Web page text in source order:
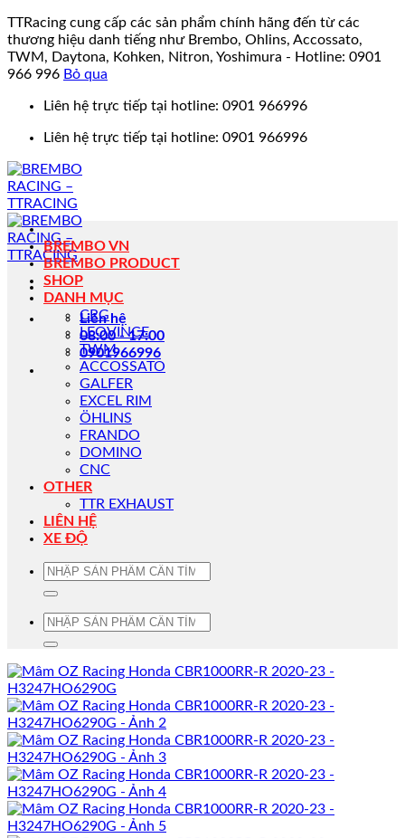
TTRacing cung cấp các sản phẩm chính hãng đến từ các
thương hiệu danh tiếng như Brembo, Ohlins, Accossato,
TWM, Daytona, Kohken, Nitron, Yoshimura - Hotline: 0901
966 996 Bỏ qua
Liên hệ trực tiếp tại hotline: 0901 966996
Liên hệ trực tiếp tại hotline: 0901 966996
Liên hệ
08:00 - 17:00
0901966996
BREMBO VN
BREMBO PRODUCT
SHOP
DANH MỤC
CRG
LEOVINCE
TWM
ACCOSSATO
GALFER
EXCEL RIM
ÖHLINS
FRANDO
DOMINO
CNC
OTHER
TTR EXHAUST
LIÊN HỆ
XE ĐỘ
Tìm
Tìm